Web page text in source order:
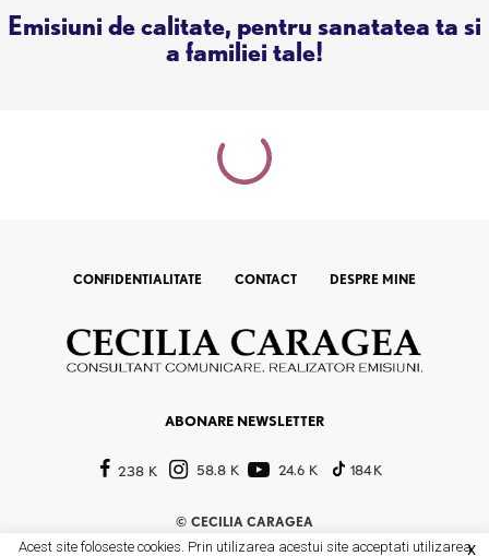
Emisiuni de calitate, pentru sanatatea ta si
a familiei tale!
CONFIDENTIALITATE CONTACT DESPRE MINE
ABONARE NEWSLETTER
238 K 58.8 K 24.6 K 184 K
© CECILIA CARAGEA
Acest site foloseste cookies. Prin utilizarea acestui site acceptati utilizareaX